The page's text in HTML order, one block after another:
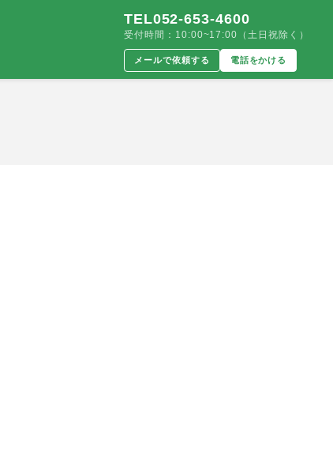
TEL052-653-4600
受付時間：10:00~17:00（土日祝除く）
メールで依頼する 電話をかける